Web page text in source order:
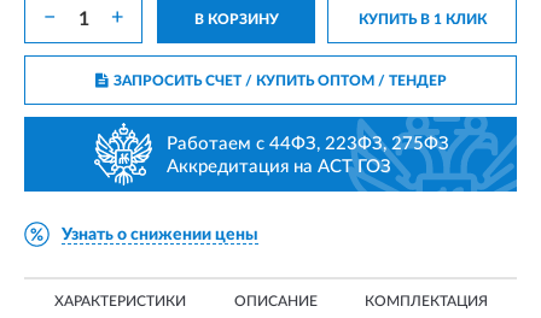
− + В КОРЗИНУ КУПИТЬ В 1 КЛИК
ЗАПРОСИТЬ СЧЕТ / КУПИТЬ ОПТОМ/ ТЕНДЕР
Работаем с 44ФЗ, 223ФЗ, 275ФЗ
Аккредитация на АСТ ГОЗ
Узнать о снижении цены
ХАРАКТЕРИСТИКИ ОПИСАНИЕ КОМПЛЕКТАЦИЯ